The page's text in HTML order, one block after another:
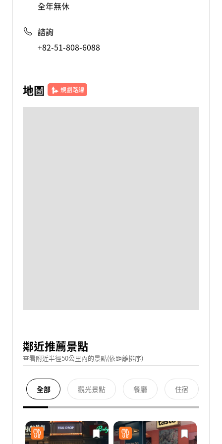
全年無休
諮詢
+82-51-808-6088
地圖 規劃路線
鄰近推薦景點
查看附近半徑50公里內的景點(依距離排序)
全部 觀光景點 餐廳 住宿